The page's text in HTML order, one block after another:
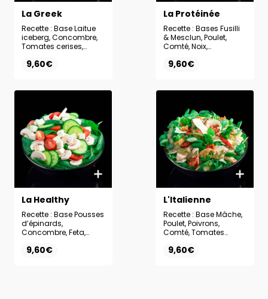
La Greek
Recette : Base Laitue
iceberg, Concombre,
Tomates cerises,
Sauce Ranch
9,60€
La Protéinée
Recette : Bases Fusilli
& Mesclun, Poulet,
Comté, Noix,
Ranch
9,60€
La Healthy
Recette : Base Pousses
d’épinards,
Concombre, Feta,
Champignons, Sauce
9,60€
L'Italienne
Recette : Base Mâche,
Poulet, Poivrons,
Comté, Tomates
Sauce Pesto
9,60€